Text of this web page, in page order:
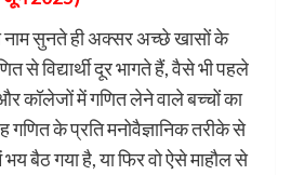
नाम सुनते ही अक्सर अच्छे खासों के
से विद्यार्थी दूर भागते हैं, वैसे भी पहले
कॉलेजों में गणित लेने वाले बच्चों का
गणित के प्रति मनोवैज्ञानिक तरीके से
बैठ गया है, या फिर वो ऐसे माहौल से